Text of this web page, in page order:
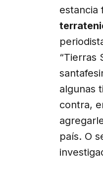
estancia
“Tierras
algunas
contra,
país. O